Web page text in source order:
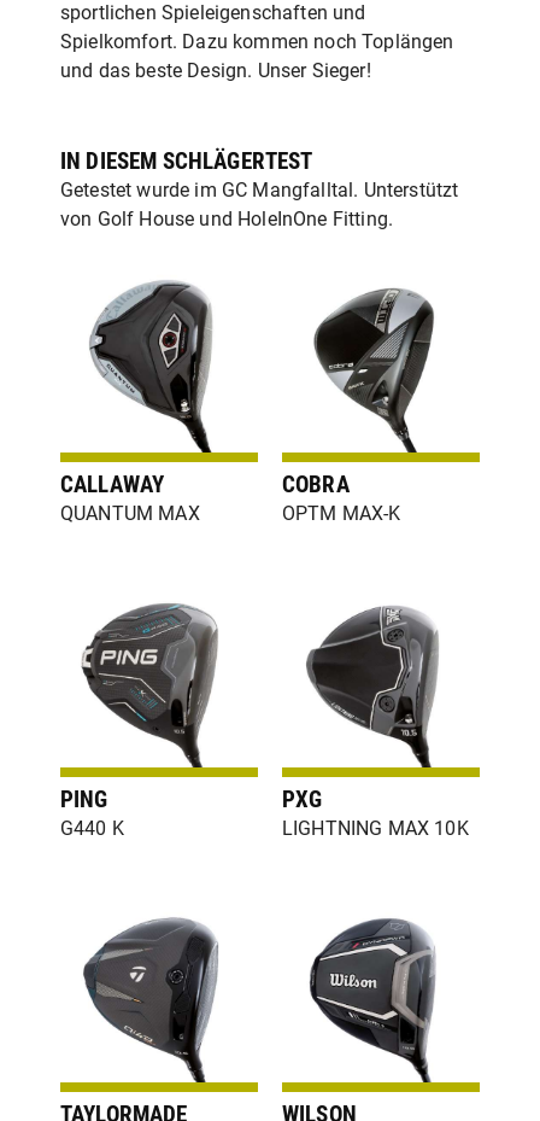
sportlichen Spieleigenschaften und
Spielkomfort. Dazu kommen noch Toplängen
und das beste Design. Unser Sieger!
IN DIESEM SCHLÄGERTEST
Getestet wurde im GC Mangfalltal. Unterstützt
von Golf House und HoleInOne Fitting.
CALLAWAY
QUANTUM MAX
COBRA
OPTM MAX-K
PING
G440 K
PXG
LIGHTNING MAX 10K
TAYLORMADE WILSON